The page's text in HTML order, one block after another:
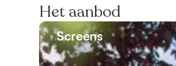
Het aanbod
Screens